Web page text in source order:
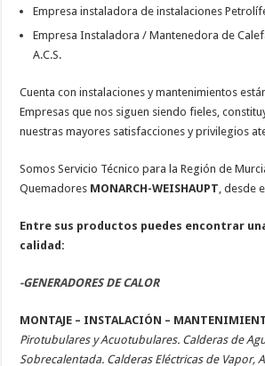
Empresa instaladora de instalaciones
Empresa Instaladora / Mantenedora de
A.C.S.
Cuenta con instalaciones y mantenimientos
Empresas que nos siguen siendo fieles,
nuestras mayores satisfacciones y privilegios
Somos Servicio Técnico para la Región de
Quemadores MONARCH-WEISHAUPT , desde
Entre sus productos puedes encontrar
calidad:
-GENERADORES DE CALOR
MONTAJE – INSTALACIÓN –
Pirotubulares y Acuotubulares. Calderas de
Sobrecalentada. Calderas Eléctricas de Vapor,